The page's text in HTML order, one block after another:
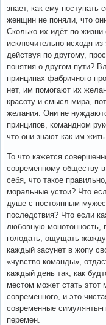
знает, как ему
женщин не поняли, что
Сколько их идёт по
исключительно исходя из
действуя по другому,
понятия о другом пути?
принципах фабричного
нет, им помогают их
красоту и смысл мира,
желания. Они не
принципов, командном
что они знают как им жить
То что кажется
современному обществу
себя, что такое
моральные устои? Что
душе с постоянным
последствия? Что если
любовную монотонность,
голодать, ощущать жажду
каждый засунет в жопу
«чувство команды»,
каждый день так, как
местом может стать этот
современного, и это
современные симулянты-
перемен.